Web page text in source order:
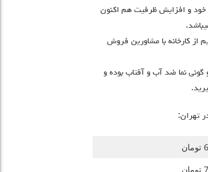
خود و افزايش ظرفيت هم اکنون
کارخانه با مشاورین فروش
نما ضد آب و آفتاب بوده و
تهران: